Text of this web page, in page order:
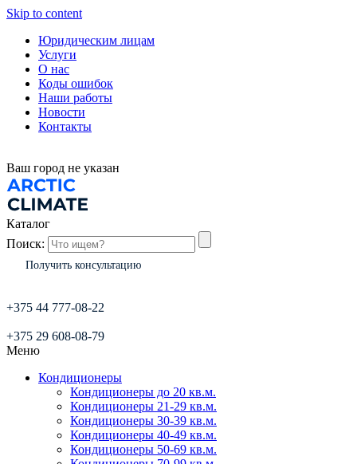
Skip to content
Юридическим лицам
Услуги
О нас
Коды ошибок
Наши работы
Новости
Контакты
Ваш город не указан
Каталог
Поиск:
Получить консультацию
+375 44 777-08-22
+375 29 608-08-79
Меню
Кондиционеры
Кондиционеры до 20 кв.м.
Кондиционеры 21-29 кв.м.
Кондиционеры 30-39 кв.м.
Кондиционеры 40-49 кв.м.
Кондиционеры 50-69 кв.м.